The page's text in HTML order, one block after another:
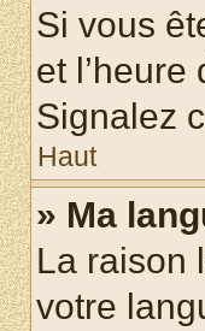
Si vous
et l’heure
Signalez
Haut
» Ma
La raison
votre